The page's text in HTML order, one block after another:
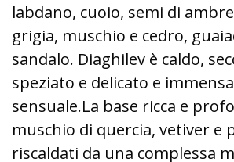
labdano, cuoio, semi di
grigia, muschio e cedro,
sandalo. Diaghilev è caldo,
speziato e delicato e
sensuale.La base ricca e
muschio di quercia, vetiver e
riscaldati da una complessa